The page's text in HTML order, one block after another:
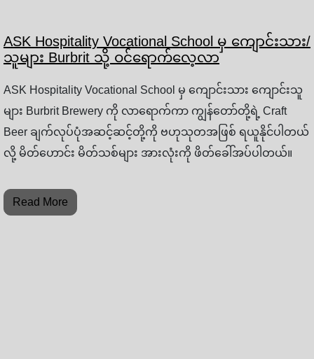
ASK Hospitality Vocational School မှ ကျောင်းသား/
သူများ Burbrit သို့ ဝင်ရောက်လေ့လာ
ASK Hospitality Vocational School မှ ကျောင်းသား ကျောင်းသူ
များ Burbrit Brewery ကို လာရောက်ကာ ကျွန်တော်တို့ရဲ့ Craft
Beer ချက်လုပ်ပုံအဆင့်ဆင့်တို့ကို ဗဟုသုတအဖြစ် ရယူနိုင်ပါတယ်
လို့ မိတ်ဟောင်း မိတ်သစ်များ အားလုံးကို ဖိတ်ခေါ်အပ်ပါတယ်။
Read More